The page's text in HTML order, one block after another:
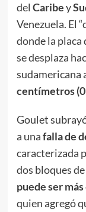
del Caribey
Venezuela. El
donde la placa
se desplaza
sudamericana
centímetros
Goulet
a unafalla de
caracterizada
dos bloques de
puede ser
quien agregó